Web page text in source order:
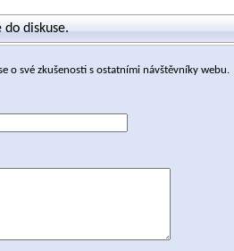
do diskuse.
o své zkušenosti s ostatními návštěvníky webu.